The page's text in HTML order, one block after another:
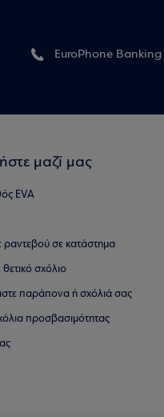
EuroPhone Banking
μαζί μας
EVA
ραντεβού σε κατάστημα
θετικό σχόλιο
παράπονα ή σχόλιά σας
προσβασιμότητας